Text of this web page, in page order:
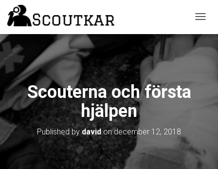
O
N
Scouterna och första
hjälpen
Published bydavidondecember 12, 2018